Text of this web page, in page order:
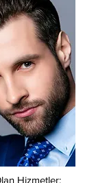
Hizmetler: